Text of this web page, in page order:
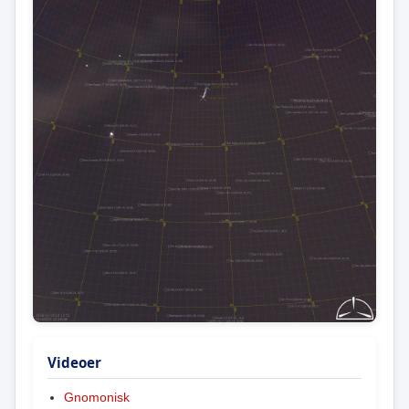
Videoer
Gnomonisk